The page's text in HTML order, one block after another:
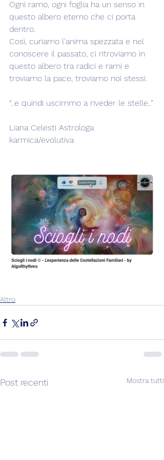
Ogni ramo, ogni foglia ha un senso in
questo albero eterno che ci porta
dentro.
Così, curiamo l'anima spezzata e nel
conoscere il passato, ci ritroviamo in
questo albero tra radici e rami e
troviamo la pace, troviamo noi stessi.
“..e quindi uscimmo a riveder le stelle..”
Liana Celesti Astrologa
karmica/evolutiva
Altro
Post recenti Mostra tutti